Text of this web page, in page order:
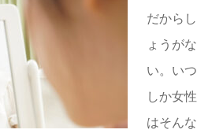
だからし
ょうがな
い。いつ
しか女性
はそんな